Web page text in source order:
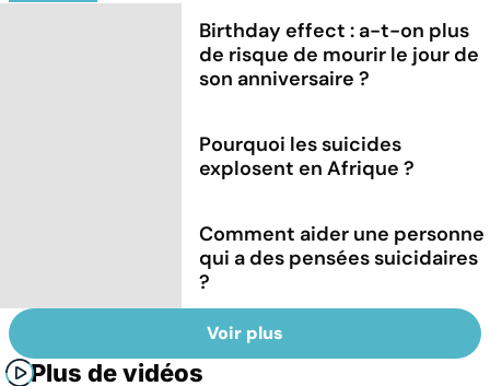
Birthday effect : a-t-on plus
de risque de mourir le jour de
son anniversaire ?
Pourquoi les suicides
explosent en Afrique ?
Comment aider une personne
qui a des pensées suicidaires
?
Voir plus
Plus de vidéos